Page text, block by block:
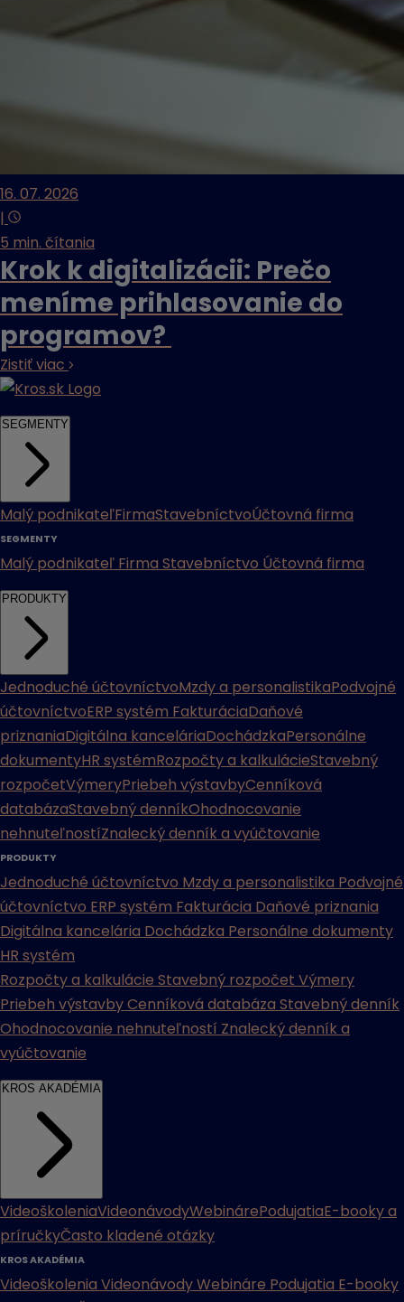
16. 07. 2026
|
5 min. čítania
Krok k digitalizácii: Prečo
meníme prihlasovanie do
programov?
Zistiť viac
SEGMENTY
Malý podnikateľFirmaStavebníctvoÚčtovná firma
SEGMENTY
Malý podnikateľ Firma Stavebníctvo Účtovná firma
PRODUKTY
Jednoduché účtovníctvoMzdy a personalistikaPodvojné
účtovníctvoERP systém FakturáciaDaňové
priznaniaDigitálna kanceláriaDochádzkaPersonálne
dokumentyHR systémRozpočty a kalkulácieStavebný
rozpočetVýmeryPriebeh výstavbyCenníková
databázaStavebný denníkOhodnocovanie
nehnuteľnostíZnalecký denník a vyúčtovanie
PRODUKTY
Jednoduché účtovníctvo Mzdy a personalistika Podvojné
účtovníctvo ERP systém Fakturácia Daňové priznania
Digitálna kancelária Dochádzka Personálne dokumenty
HR systém
Rozpočty a kalkulácie Stavebný rozpočet Výmery
Priebeh výstavbyCenníková databáza Stavebný denník
Ohodnocovanie nehnuteľností Znalecký denník a
vyúčtovanie
KROS AKADÉMIA
VideoškoleniaVideonávodyWebinárePodujatiaE-booky a
príručkyČasto kladené otázky
KROS AKADÉMIA
Videoškolenia VideonávodyWebináre Podujatia E-booky